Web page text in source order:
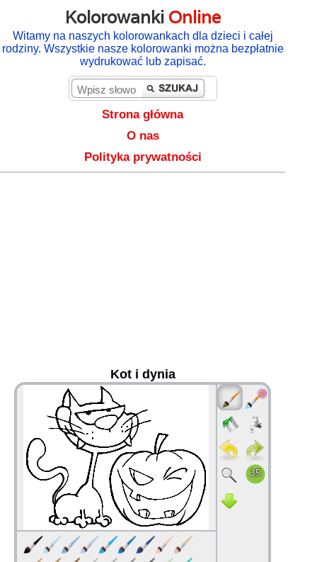
Kolorowanki Online
Witamy na naszych kolorowankach dla dzieci i całej
rodziny. Wszystkie nasze kolorowanki można bezpłatnie
wydrukować lub zapisać.
Strona główna
O nas
Polityka prywatności
Kot i dynia